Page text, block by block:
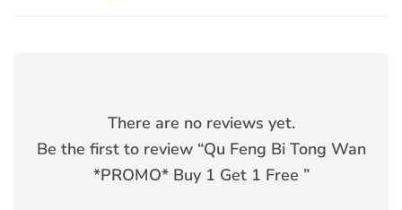
There are no reviews yet.
Be the first to review “Qu Feng Bi Tong Wan
*PROMO* Buy 1 Get 1 Free ”